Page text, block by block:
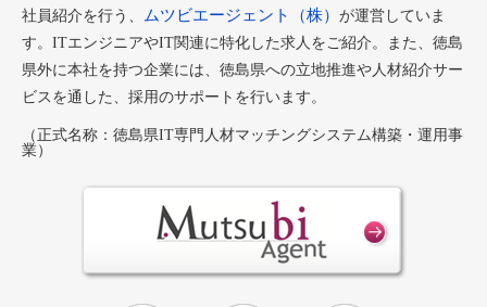
社員紹介を行う、
ムツビエージェント（株） が運営していま
す。ITエンジニアやIT関連に特化した求人をご紹介。また、徳島
県外に本社を持つ企業には、徳島県への立地推進や人材紹介サー
ビスを通した、採用のサポートを行います。
（正式名称：徳島県IT専門人材マッチングシステム構築・運用事
業）